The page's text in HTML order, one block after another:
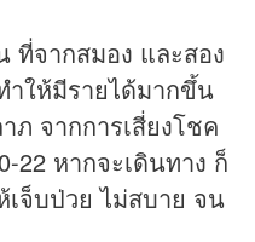
ที่จากสมอง และสอง
ำให้มีรายได้มากขึ้น
ภ จากการเสี่ยงโชค
22 หากจะเดินทาง ก็
เจ็บป่วย ไม่สบาย จน